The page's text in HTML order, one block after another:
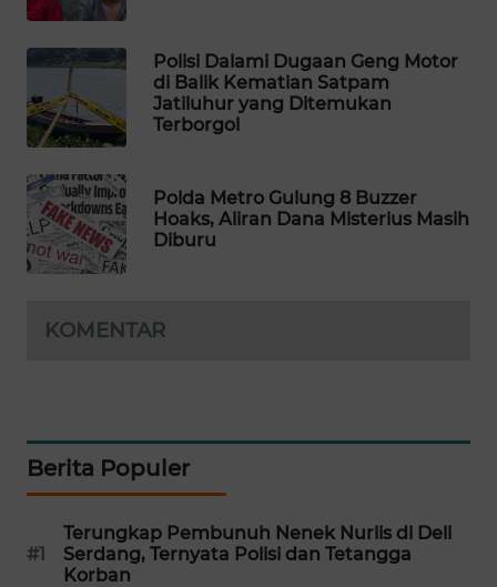
Polisi Dalami Dugaan Geng Motor
di Balik Kematian Satpam
Jatiluhur yang Ditemukan
Terborgol
Polda Metro Gulung 8 Buzzer
Hoaks, Aliran Dana Misterius Masih
Diburu
KOMENTAR
Berita Populer
#1
Terungkap Pembunuh Nenek Nurlis di Deli
Serdang, Ternyata Polisi dan Tetangga
Korban
WAHANANEWS
WAHANANEWS
CO ID
WAHANANEWS
NET
WAHANA
WAHANA
SELEB
PERSONA